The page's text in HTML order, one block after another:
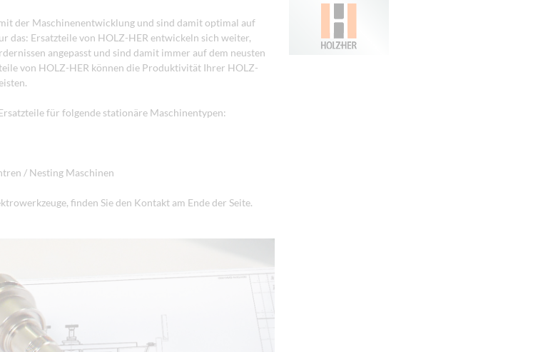
der Maschinenentwicklung und sind damit optimal auf
das: Ersatzteile von HOLZ-HER entwickeln sich weiter,
angepasst und sind damit immer auf dem neusten
von HOLZ-HER können die Produktivität Ihrer HOLZ-
für folgende stationäre Maschinentypen:
/ Nesting Maschinen
finden Sie den Kontakt am Ende der Seite.